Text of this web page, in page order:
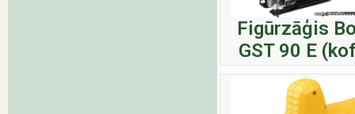
Figūrzāģis
GST 90 E